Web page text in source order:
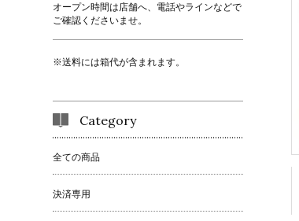
オープン時間は店舗へ、電話やラインなどで
ご確認くださいませ。
※送料には箱代が含まれます。
Category
全ての商品
決済専用